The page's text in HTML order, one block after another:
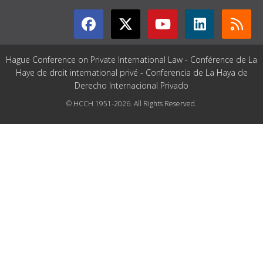
Hague Conference on Private International Law - Conférence de La
Haye de droit international privé - Conferencia de La Haya de
Derecho Internacional Privado
© HCCH 1951-2026. All Rights Reserved.